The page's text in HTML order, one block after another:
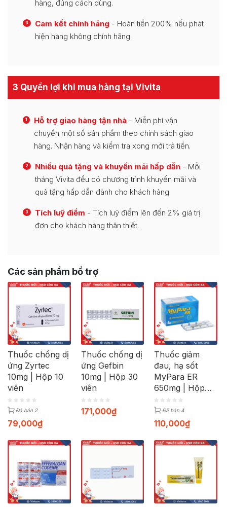
hàng, đúng cách dùng.
3 Cam kết chính hãng - Hoàn tiền 200% nếu phát
hiện hàng không chính hãng.
3 Quyền lợi khi mua hàng tại Vivita
1 Hỗ trợ giao hàng tận nhà - Miễn phí vận
chuyển một số sản phẩm theo chính sách giao
hàng. Nhận hàng và kiểm tra xong mới trả tiền.
2 Nhiều quà tặng và khuyến mãi hấp dẫn - Mỗi
tháng Vivita đều có chương trình khuyến mãi và
quà tặng hấp dẫn dành cho khách hàng.
3 Tích luỹ điểm - Tích luỹ điểm lên đến 2% giá trị
đơn cho khách hàng thân thiết.
Các sản phẩm bổ trợ
Thuốc chống dị
ứng Zyrtec
10mg | Hộp 10
viên
Đã bán 2
79,000₫
Thuốc chống dị
ứng Gefbin
10mg | Hộp 30
viên
171,000₫
Thuốc giảm
đau, hạ sốt
MyPara ER
650mg | Hộp
100 viên
Đã bán 4
110,000₫